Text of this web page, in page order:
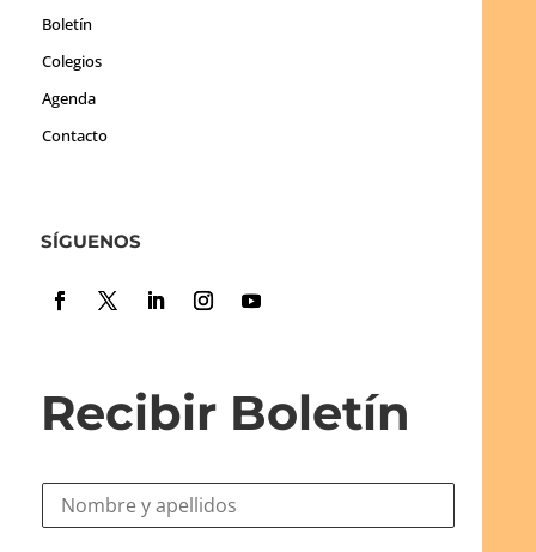
Boletín
Colegios
Agenda
Contacto
SÍGUENOS
Recibir Boletín
N